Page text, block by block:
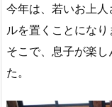
今年は、若いお上
ルを置くことになり
そこで、息子が楽
た。